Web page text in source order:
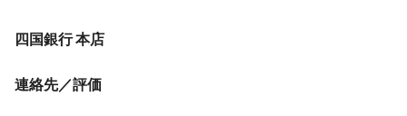
四国銀行 本店
連絡先／評価